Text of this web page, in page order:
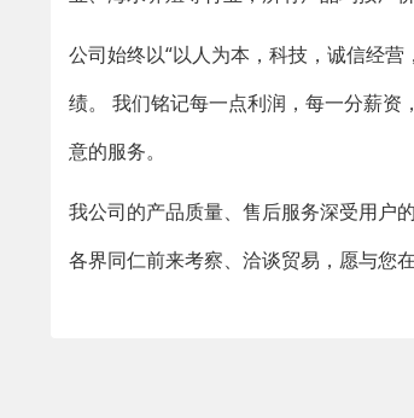
公司始终以“以人为本，科技，诚信经
绩。 我们铭记每一点利润，每一分薪
意的服务。
我公司的产品质量、售后服务深受用户
各界同仁前来考察、洽谈贸易，愿与您